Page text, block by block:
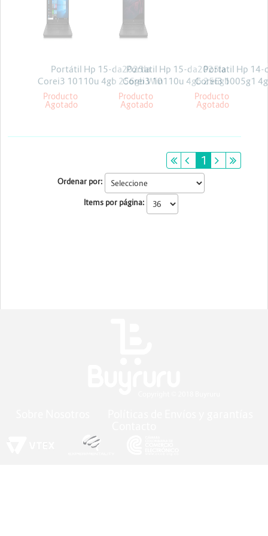
Energia y Potencia
Portátil Hp 15-da2025la
Corei3 10110u 4gb 256gb Win
Producto
Agotado
Portatil Hp 15-da2025la
Corei3 10110u 4gb 256gb
Producto
Agotado
Portatil Hp 14-
Corei3 1005g1
Producto
Agotado
primeiro
anterior
1 próximo
Ordenar por:
Items por página: